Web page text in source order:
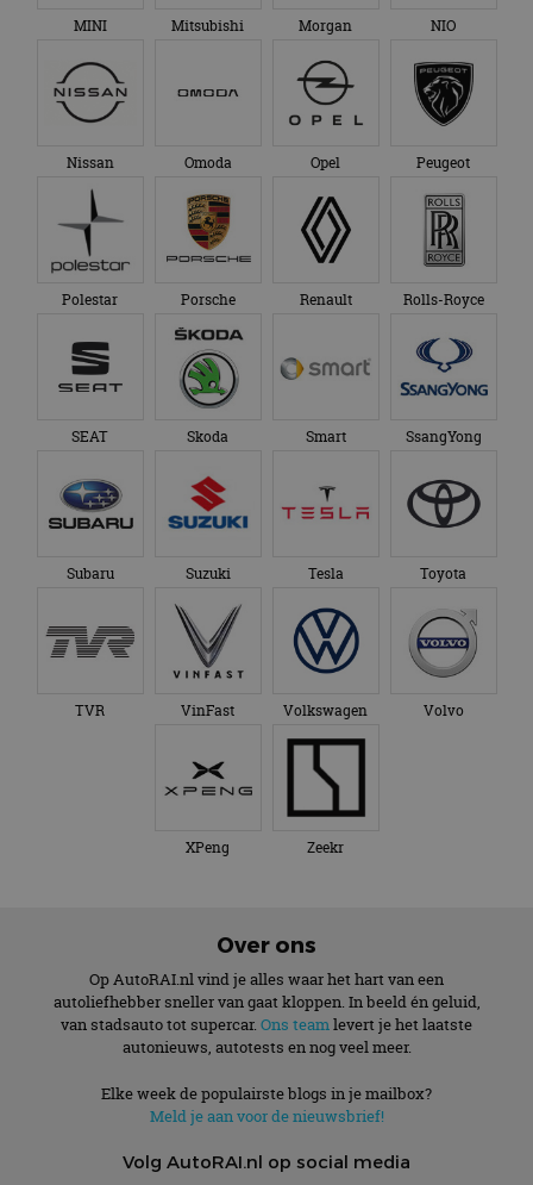
MINI Mitsubishi Morgan NIO
Nissan Omoda Opel Peugeot
Polestar Porsche Renault Rolls-Royce
SEAT Skoda Smart SsangYong
Subaru Suzuki Tesla Toyota
TVR VinFast Volkswagen Volvo
XPeng Zeekr
Over ons
Op AutoRAI.nl vind je alles waar het hart van een
autoliefhebber sneller van gaat kloppen. In beeld én geluid,
van stadsauto tot supercar. Ons teamlevert je het laatste
autonieuws, autotests en nog veel meer.
Elke week de populairste blogs in je mailbox?
Meld je aan voor de nieuwsbrief!
Volg AutoRAI.nl op social media